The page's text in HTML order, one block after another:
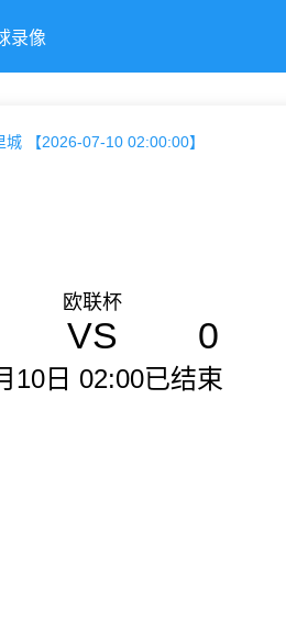
录像
【2026-07-10 02:00:00】
欧联杯
VS 0
10日 02:00已结束